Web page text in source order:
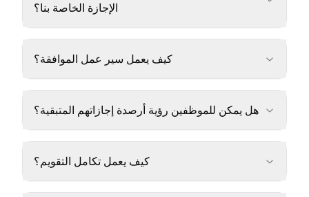
الإجازة الخاصة بنا؟
كيف يعمل سير عمل الموافقة؟
هل يمكن للموظفين رؤية أرصدة إجازاتهم المتبقية؟
كيف يعمل تكامل التقويم؟